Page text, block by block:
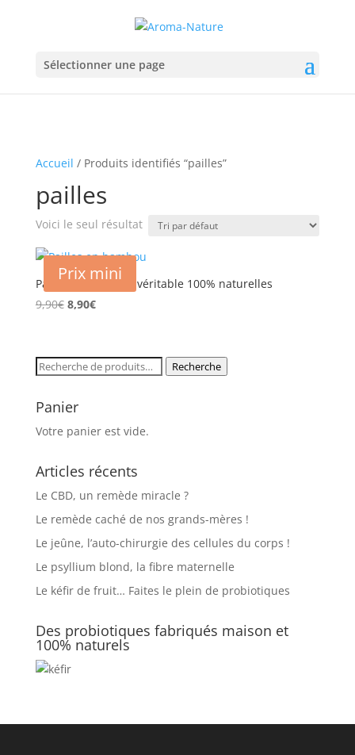
Sélectionner une page
Accueil / Produits identifiés “pailles”
pailles
Voici le seul résultat
Prix mini
Pailles en bambou véritable 100% naturelles
9,90€ Le
était :
9,90€.
8,90€Le
est :
8,90€.
Recherche
Recherche
Panier
Votre panier est vide.
Articles récents
Le CBD, un remède miracle ?
Le remède caché de nos grands-mères !
Le jeûne, l’auto-chirurgie des cellules du corps !
Le psyllium blond, la fibre maternelle
Le kéfir de fruit… Faites le plein de probiotiques
Des probiotiques fabriqués maison et
100% naturels